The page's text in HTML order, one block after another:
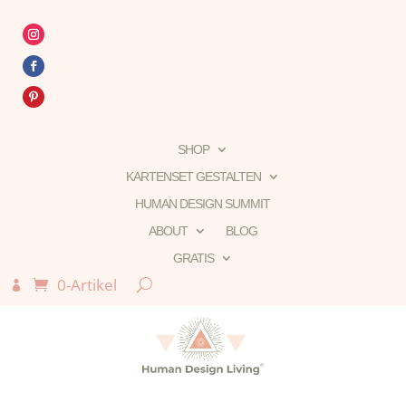
SHOP
KARTENSET GESTALTEN
HUMAN DESIGN SUMMIT
ABOUT
BLOG
GRATIS
 0-Artikel